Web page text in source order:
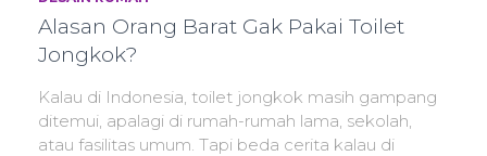
Alasan Orang Barat Gak Pakai Toilet
Jongkok?
Kalau di Indonesia, toilet jongkok masih gampang
ditemui, apalagi di rumah-rumah lama, sekolah,
atau fasilitas umum. Tapi beda cerita kalau di